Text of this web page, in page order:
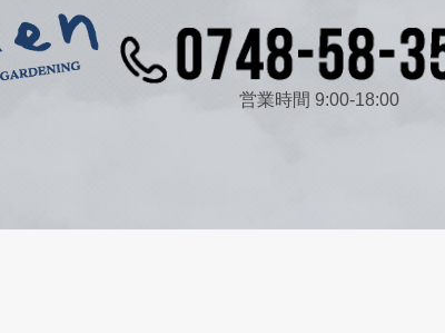
営業時間 9:00-18:00